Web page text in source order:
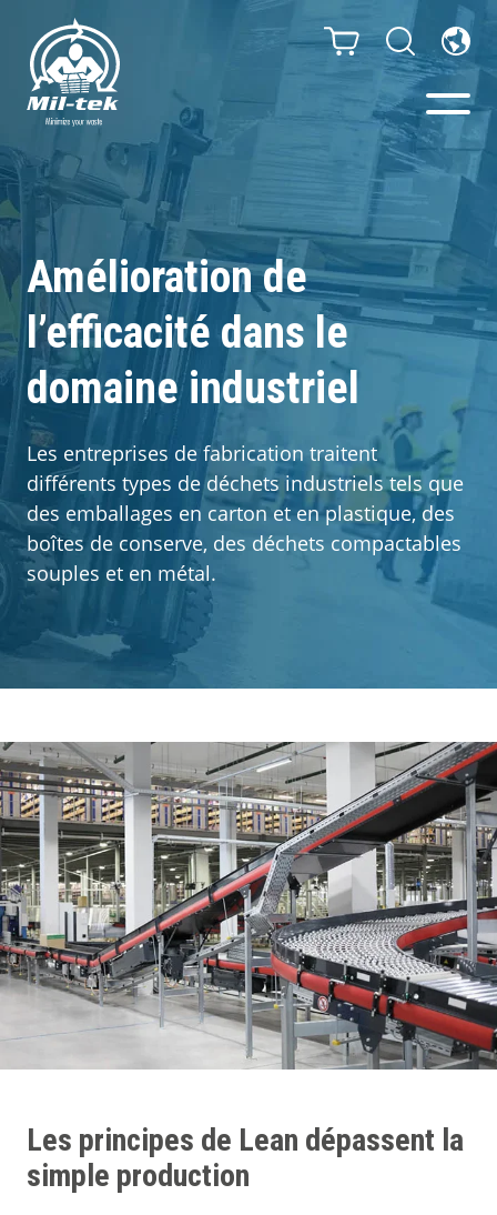
Presses à Balles et
Compacteurs
Webshop
Secteurs
Matériaux
Cas clients
À propos de Mil-tek
Amélioration de
l’efficacité dans le
domaine industriel
Les entreprises de fabrication traitent
différents types de déchets industriels tels que
des emballages en carton et en plastique, des
boîtes de conserve, des déchets compactables
souples et en métal.
Les principes de Lean dépassent la
simple production